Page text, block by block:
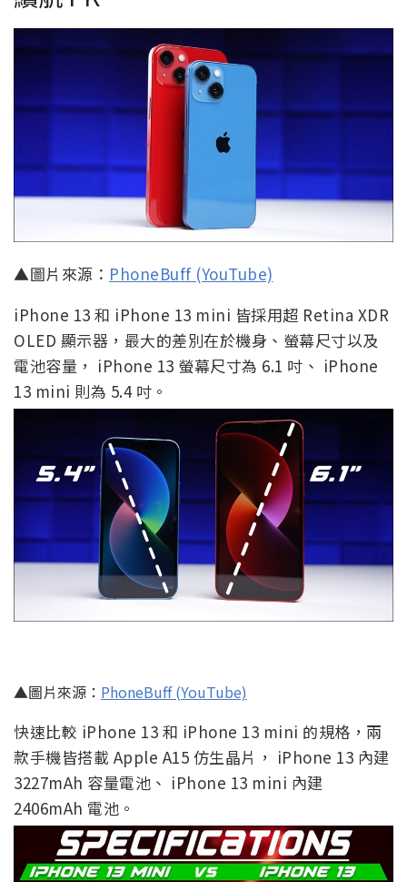
▲圖片來源： PhoneBuff (YouTube)
iPhone 13 和 iPhone 13 mini 皆採用超 Retina XDR
OLED 顯示器，最大的差別在於機身、螢幕尺寸以及
電池容量， iPhone 13 螢幕尺寸為 6.1 吋、 iPhone
13 mini 則為 5.4 吋。
▲圖片來源： PhoneBuff (YouTube)
快速比較 iPhone 13 和 iPhone 13 mini 的規格，兩
款手機皆搭載 Apple A15 仿生晶片， iPhone 13 內建
3227mAh 容量電池、 iPhone 13 mini 內建
2406mAh 電池。